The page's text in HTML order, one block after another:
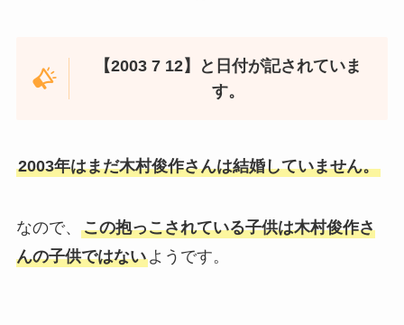
【2003 7 12】と日付が記されていま
す。
2003年はまだ木村俊作さんは結婚していません。
なので、 この抱っこされている子供は木村俊作さ
んの子供ではないようです。